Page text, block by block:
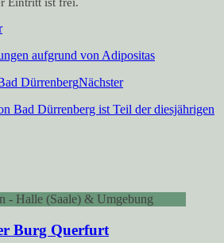
aufgrund von Adipositas
Nächster
Bad Dürrenberg ist Teil der diesjährigen
- Halle (Saale) & Umgebung
Burg Querfurt